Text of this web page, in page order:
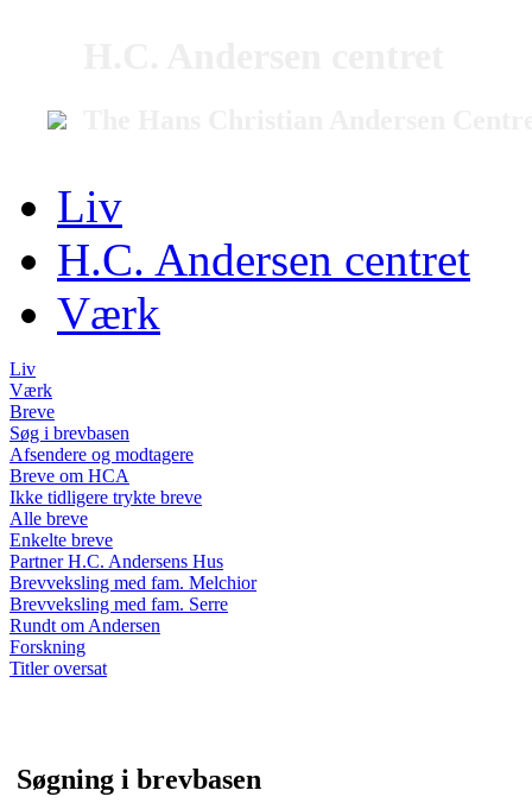
Liv
H.C. Andersen centret
Værk
Liv
Værk
Breve
Søg i brevbasen
Afsendere og modtagere
Breve om HCA
Ikke tidligere trykte breve
Alle breve
Enkelte breve
Partner H.C. Andersens Hus
Brevveksling med fam. Melchior
Brevveksling med fam. Serre
Rundt om Andersen
Forskning
Titler oversat
Søgning i brevbasen